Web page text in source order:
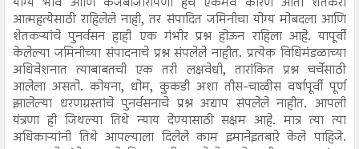
आत्महत्येसाठी राहिलेले नाही, तर संपादित जमिनीचा योग्य मोबदला आणि
शेतकऱ्यांचे पुनर्वसन हाही एक गंभीर प्रश्न होऊन राहिला आहे. यापूर्वी
केलेल्या जमिनीच्या संपादनाचे प्रश्न संपलेले नाहीत. प्रत्येक विधिमंडळाच्या
अधिवेशनात त्याबाबतची एक तरी लक्षवेधी, तारांकित प्रश्न चर्चेसाठी
आलेला असतो. कोयना, धोम, कुकडी अशा तीस-चाळीस वर्षापूर्वी पूर्ण
झालेल्या धरणग्रस्तांचे पुनर्वसनाचे प्रश्न अद्याप संपलेले नाहीत. आपली
यंत्रणा ही जिथल्या तिथे न्याय देण्यासाठी सक्षम आहे. मात्र त्या त्या
अधिकाऱ्यांनी तिथे आपल्याला दिलेले काम इमानेइतबारे केले पाहिजे.